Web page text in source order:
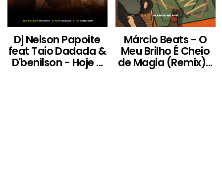
Dj Nelson Papoite
feat Taio Dadada &
D'benilson - Hoje ...
Márcio Beats - O
Meu Brilho É Cheio
de Magia (Remix)...